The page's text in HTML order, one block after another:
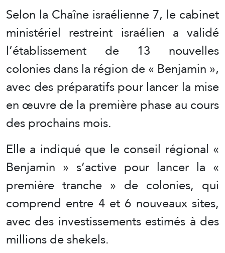
Selon la Chaîne israélienne 7, le cabinet
ministériel restreint israélien a validé
l’établissement de 13 nouvelles
colonies dans la région de « Benjamin »,
avec des préparatifs pour lancer la mise
en œuvre de la première phase au cours
des prochains mois.
Elle a indiqué que le conseil régional «
Benjamin » s’active pour lancer la «
première tranche » de colonies, qui
comprend entre 4 et 6 nouveaux sites,
avec des investissements estimés à des
millions de shekels.